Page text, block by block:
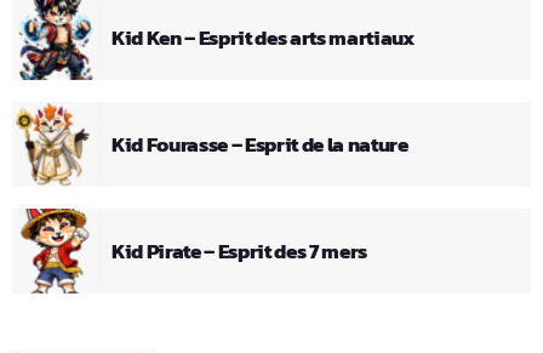
Kid Ken – Esprit des arts martiaux
Kid Fourasse – Esprit de la nature
Kid Pirate – Esprit des 7 mers